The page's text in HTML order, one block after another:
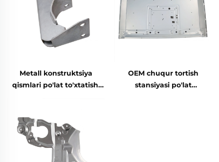
Metall konstruktsiya
qismlari po'lat to'xtatish,
OEM chuqur tortish
stansiyasi po'lat